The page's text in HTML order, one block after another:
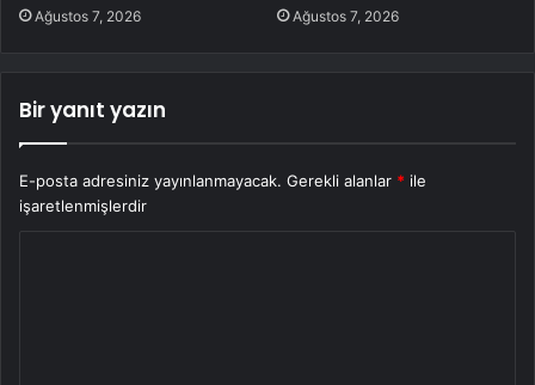
Ağustos 7, 2026 Ağustos 7, 2026
Bir yanıt yazın
E-posta adresiniz yayınlanmayacak. Gerekli alanlar * ile
işaretlenmişlerdir